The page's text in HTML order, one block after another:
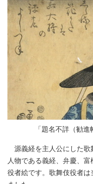
「題名不詳（勧
源義経を主人公にした歌
人物である義経、弁慶、
役者絵です。歌舞伎役者